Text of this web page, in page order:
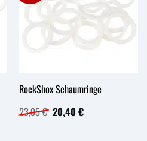
RockShox Schaumringe
23,95€ Ursprünglicher
Preis
20,40 €Aktueller
Preis